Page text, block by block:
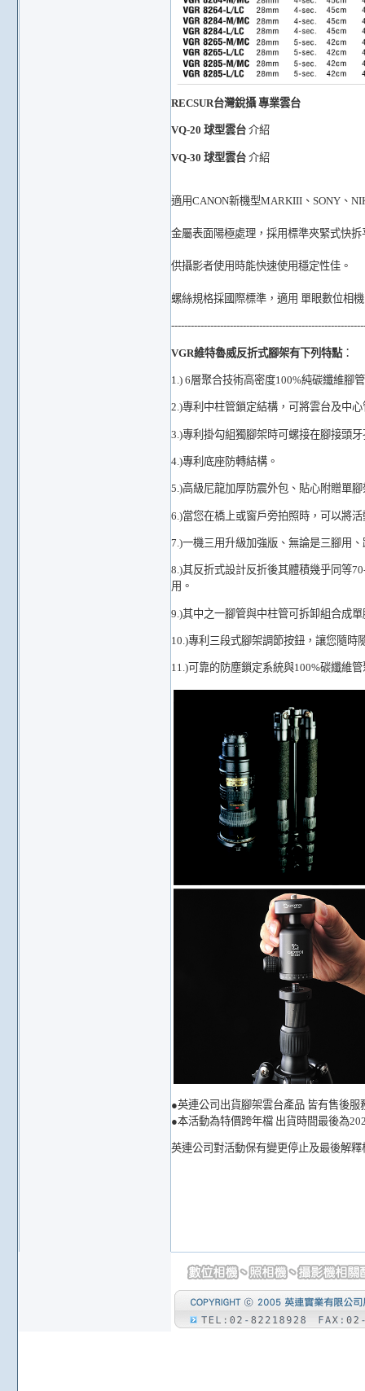
RECSUR台灣銳攝 專業雲台
VQ-20 球型雲台 介紹
VQ-30 球型雲台介紹
適用CANON新機型MARKIII、SONY、
金屬表面陽極處理，採用標準夾緊式快
供攝影者使用時能快速使用穩定性佳。
螺絲規格採國際標準，適用 單眼數位相
VGR維特魯威反折式腳架有下列特點：
1.) 6層聚合技術高密度100%純碳纖維腳
2.)專利中柱管鎖定結構，可將雲台及中
3.)專利掛勾組獨腳架時可螺接在腳接頭
4.)專利底座防轉結構。
5.)高級尼龍加厚防震外包、貼心附贈單
6.)當您在橋上或窗戶旁拍照時，可以將
7.)一機三用升級加強版、無論是三腳用
8.)其反折式設計反折後其體積幾乎同等
用。
9.)其中之一腳管與中柱管可拆卸組合成
10.)專利三段式腳架調節按鈕，讓您隨時
11.)可靠的防塵鎖定系統與100%碳纖維
●英連公司出貨腳架雲台產品 皆有售後
●本活動為特價跨年檔 出貨時間最後為
英連公司對活動保有變更停止及最後解釋